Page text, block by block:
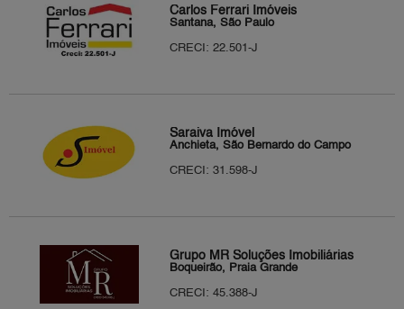
Carlos Ferrari Imóveis
Santana, São Paulo
CRECI: 22.501-J
Saraiva Imóvel
Anchieta, São Bernardo do Campo
CRECI: 31.598-J
Grupo MR Soluções Imobiliárias
Boqueirão, Praia Grande
CRECI: 45.388-J